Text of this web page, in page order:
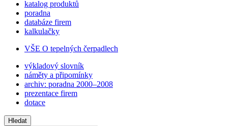
katalog produktů
poradna
databáze firem
kalkulačky
VŠE O tepelných čerpadlech
výkladový slovník
náměty a připomínky
archiv: poradna 2000–2008
prezentace firem
dotace